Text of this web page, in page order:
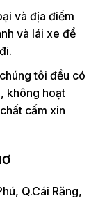
và địa điểm
và lái xe để
tôi đều có
không hoạt
cấm xin
Q.Cái Răng,